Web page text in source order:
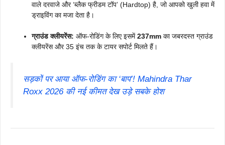
वाले दरवाजे और ‘ब्लैक फ्रीडम टॉप’ (Hardtop) है, जो आपको खुली हवा में
ड्राइविंग का मजा देता है।
ग्राउंड क्लीयरेंस: ऑफ-रोडिंग के लिए इसमें237mm का जबरदस्त ग्राउंड
क्लीयरेंस और 35 इंच तक के टायर सपोर्ट मिलते हैं।
सड़कों पर आया ऑफ-रोडिंग का ‘बाप’! Mahindra Thar
Roxx 2026 की नई कीमत देख उड़े सबके होश